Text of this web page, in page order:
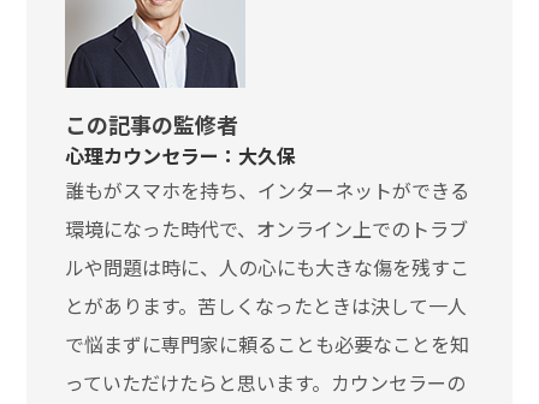
この記事の監修者
心理カウンセラー：大久保
誰もがスマホを持ち、インターネットができる
環境になった時代で、オンライン上でのトラブ
ルや問題は時に、人の心にも大きな傷を残すこ
とがあります。苦しくなったときは決して一人
で悩まずに専門家に頼ることも必要なことを知
っていただけたらと思います。カウンセラーの